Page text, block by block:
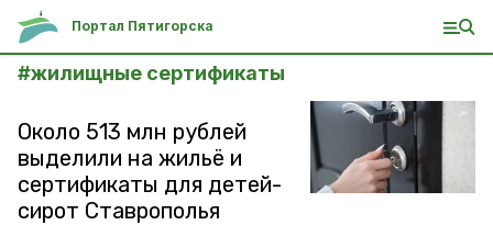
Портал Пятигорска
#жилищные сертификаты
Около 513 млн рублей
выделили на жильё и
сертификаты для детей-
сирот Ставрополья